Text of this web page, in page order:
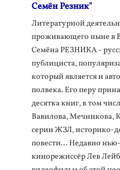
Семён Резник"
Литературной
проживающего ныне в
Семёна РЕЗНИКА -
публициста,
который является и
полвека. Его перу
десятка книг, в том
Вавилова, Мечникова,
серии ЖЗЛ, историко-
повести... Недавно
кинорежиссёр Лев